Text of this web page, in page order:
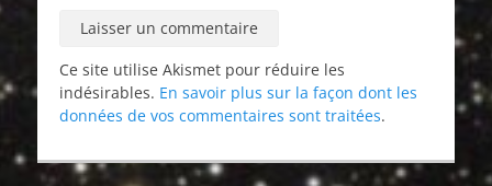
Ce site utilise Akismet pour réduire les
indésirables. En savoir plus sur la façon dont les
données de vos commentaires sont traitées.